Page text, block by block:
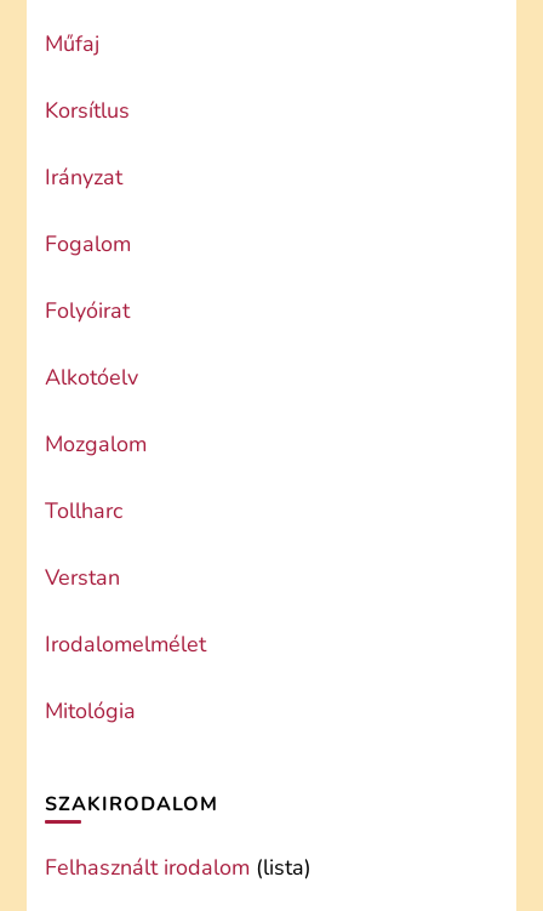
Műfaj
Korsítlus
Irányzat
Fogalom
Folyóirat
Alkotóelv
Mozgalom
Tollharc
Verstan
Irodalomelmélet
Mitológia
SZAKIRODALOM
Felhasznált irodalom (lista)